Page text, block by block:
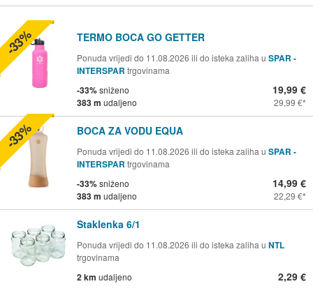
TERMO BOCA GO GETTER
Ponuda vrijedi do 11.08.2026 ili do isteka zaliha u SPAR -
INTERSPAR trgovinama
-33%sniženo
383 m udaljeno
19,99 €
29,99 €
-33%
BOCA ZA VODU EQUA
Ponuda vrijedi do 11.08.2026 ili do isteka zaliha u SPAR -
INTERSPAR trgovinama
-33%sniženo
383 m udaljeno
14,99 €
22,29 €
-33%
Staklenka 6/1
Ponuda vrijedi do 11.08.2026 ili do isteka zaliha u NTL
trgovinama
2 km udaljeno 2,29 €